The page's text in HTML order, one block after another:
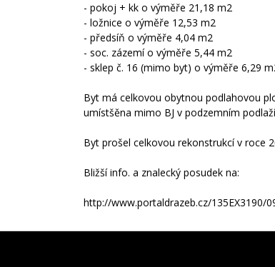
- pokoj + kk o výměře 21,18 m2
- ložnice o výměře 12,53 m2
- předsíň o výměře 4,04 m2
- soc. zázemí o výměře 5,44 m2
- sklep č. 16 (mimo byt) o výměře 6,29
Byt má celkovou obytnou podlahovou
umístšěna mimo BJ v podzemním
Byt prošel celkovou rekonstrukcí v roce
Bližší info. a znalecký posudek na:
http://www.portaldrazeb.cz/135EX3190/